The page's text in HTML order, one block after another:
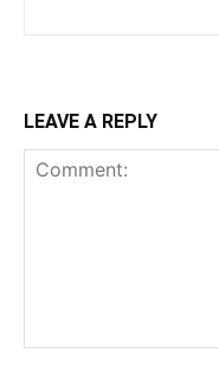
LEAVE A REPLY